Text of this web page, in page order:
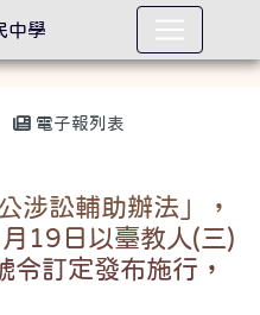
電子報列表
涉訟輔助辦法」，
19日以臺教人(三)
訂定發布施行，
中學